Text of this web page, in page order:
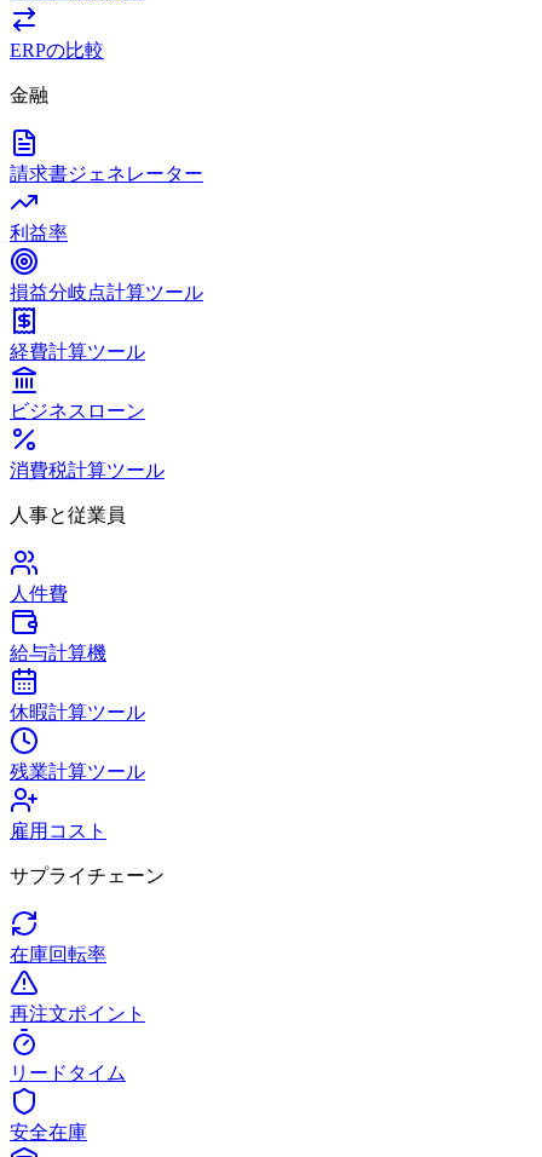
ERPの比較
金融
請求書ジェネレーター
利益率
損益分岐点計算ツール
経費計算ツール
ビジネスローン
消費税計算ツール
人事と従業員
人件費
給与計算機
休暇計算ツール
残業計算ツール
雇用コスト
サプライチェーン
在庫回転率
再注文ポイント
リードタイム
安全在庫